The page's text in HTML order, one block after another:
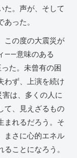
た。声が、そして
った。
この度の大震災が
——意味のある
た。未曾有の困
わず、上演を続け
害は、多くの人に
て、見えざるもの
まれるだろう。そ
まさに心的エネル
ことになろう。